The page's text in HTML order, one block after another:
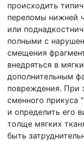
происходить
переломы нижней
или
полными с
смещения
внедряться в
дополнительным
повреждения. При
сменного прикуса
и определить его
толще мягких
быть